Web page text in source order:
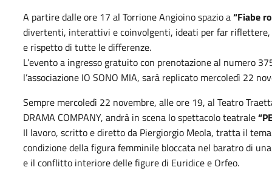
A partire dalle ore 17 al Torrione Angioino spazio a“Fiabe
divertenti, interattivi e coinvolgenti, ideati per far
e rispetto di tutte le differenze.
L’evento a ingresso gratuito con prenotazione al numero
l’associazione IO SONO MIA, sarà replicato mercoledì 22
Sempre mercoledì 22 novembre, alle ore 19, al Teatro
DRAMA COMPANY, andrà in scena lo spettacolo teatrale
Il lavoro, scritto e diretto da Piergiorgio Meola, tratta il
condizione della figura femminile bloccata nel baratro di
e il conflitto interiore delle figure di Euridice e Orfeo.